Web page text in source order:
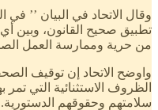
​وقال الاتحاد في البيان ’’ في
تطبيق صحيح القانون، وبين
من حرية وممارسة العمل
واوضح الاتحاد إن توقيف
الظروف الاستثنائية التي تمر
سلامتهم وحقوقهم الدستورية.